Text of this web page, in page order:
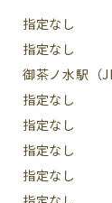
指定なし
指定なし
御茶ノ水駅（
指定なし
指定なし
指定なし
指定なし